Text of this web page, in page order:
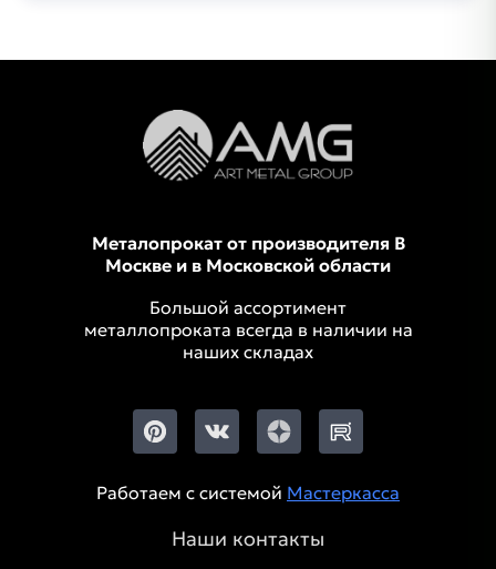
Металопрокат от производителя В
Москве и в Московской области
Большой ассортимент
металлопроката всегда в наличии на
наших складах
Работаем с системой Мастеркасса
Наши контакты